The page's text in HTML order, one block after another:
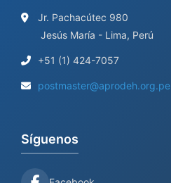
Jr. Pachacútec 980
Jesús María - Lima, Perú
+51 (1) 424-7057
postmaster@aprodeh.org.pe
Síguenos